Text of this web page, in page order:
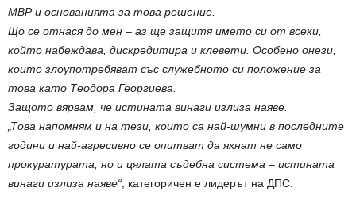
МВР и основанията за това решение.
Що се отнася до мен – аз ще защитя името си от всеки,
който набеждава, дискредитира и клевети. Особено онези,
които злоупотребяват със служебното си положение за
това като Теодора Георгиева.
Защото вярвам, че истината винаги излиза наяве.
„Това напомням и на тези, които са най-шумни в последните
години и най-агресивно се опитват да яхнат не само
прокуратурата, но и цялата съдебна система – истината
винаги излиза наяве“ , категоричен е лидерът на ДПС.